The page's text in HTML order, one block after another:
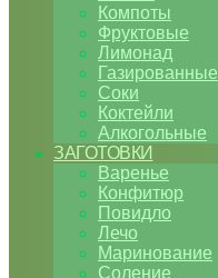
Компоты
Фруктовые
Лимонад
Газированные
Соки
Коктейли
Алкогольные
ЗАГОТОВКИ
Варенье
Конфитюр
Повидло
Лечо
Маринование
Соление